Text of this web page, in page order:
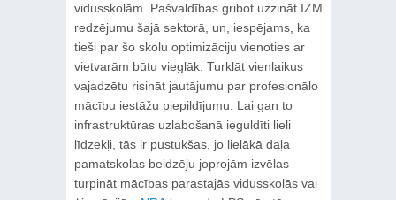
vidusskolām. Pašvaldības gribot uzzināt IZM
redzējumu šajā sektorā, un, iespējams, ka
tieši par šo skolu optimizāciju vienoties ar
vietvarām būtu vieglāk. Turklāt vienlaikus
vajadzētu risināt jautājumu par profesionālo
mācību iestāžu piepildījumu. Lai gan to
infrastruktūras uzlabošanā ieguldīti lieli
līdzekļi, tās ir pustukšas, jo lielākā daļa
pamatskolas beidzēju joprojām izvēlas
turpināt mācības parastajās vidusskolās vai